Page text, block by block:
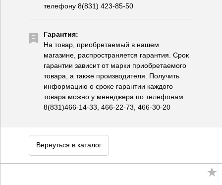
телефону 8(831) 423-85-50
Гарантия:
На товар, приобретаемый в нашем
магазине, распространяется гарантия. Срок
гарантии зависит от марки приобретаемого
товара, а также производителя. Получить
информацию о сроке гарантии каждого
товара можно у менеджера по телефонам
8(831)466-14-33, 466-22-73, 466-30-20
Вернуться в каталог